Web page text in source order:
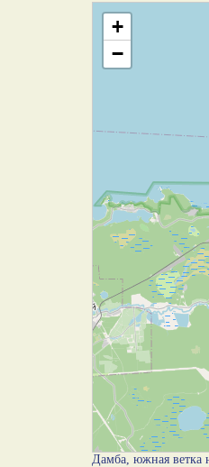
+
−
Дамба, южная ветка